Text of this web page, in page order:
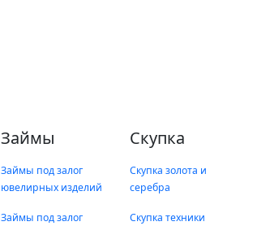
Займы
Займы под залог
ювелирных изделий
Займы под залог
Скупка
Скупка золота и
серебра
Скупка техники